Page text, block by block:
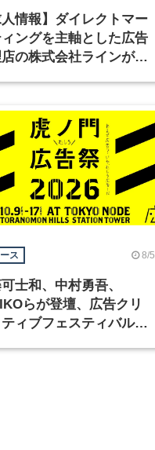
人情報】ダイレクトマー
ングを主軸とした広告
の株式会社ラインが、
ス 8/5
士和、中村勇吾、
らが登壇、広告クリ
ィブフェスティバル